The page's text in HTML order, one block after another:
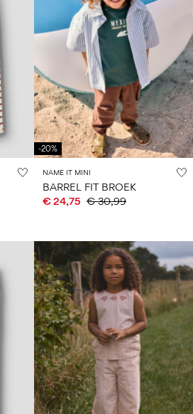
-20%
NAME IT MINI
BARREL FIT BROEK
€ 24,75 € 30,99